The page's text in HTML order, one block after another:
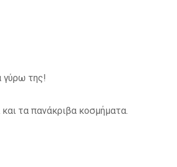
γύρω της!
τα πανάκριβα κοσμήματα.